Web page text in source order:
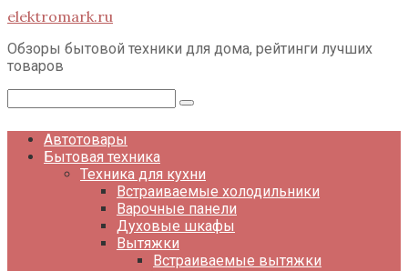
Перейти
контенту
elektromark.ru
Обзоры бытовой техники для дома, рейтинги лучших
товаров
Автотовары
Бытовая техника
Техника для кухни
Встраиваемые холодильники
Варочные панели
Духовые шкафы
Вытяжки
Встраиваемые вытяжки